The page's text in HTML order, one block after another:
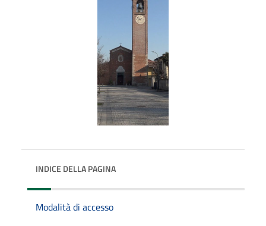
INDICE DELLA PAGINA
Modalità di accesso